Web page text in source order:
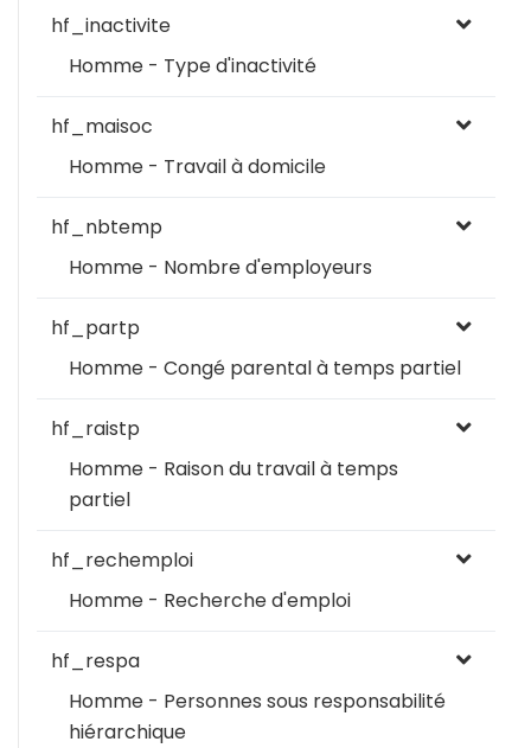
hf_inactivite
Homme - Type d'inactivité
hf_maisoc
Homme - Travail à domicile
hf_nbtemp
Homme - Nombre d'employeurs
hf_partp
Homme - Congé parental à temps partiel
hf_raistp
Homme - Raison du travail à temps
partiel
hf_rechemploi
Homme - Recherche d'emploi
hf_respa
Homme - Personnes sous responsabilité
hiérarchique